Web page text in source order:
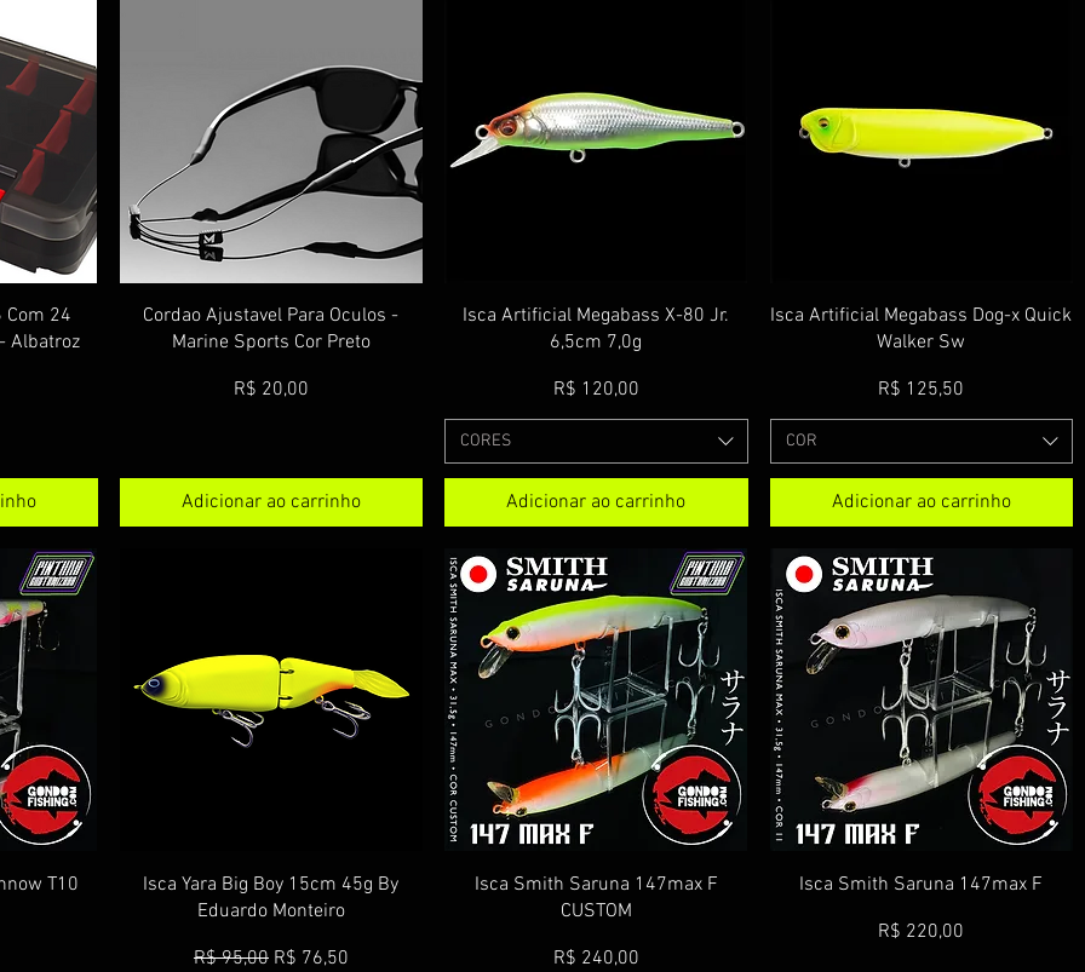
Com 24
Albatroz
Visualização rápida
Cordao Ajustavel Para Oculos -
Marine Sports Cor Preto
Preço
R$ 20,00
Adicionar ao carrinho
Visualização rápida
Isca Artificial Megabass X-80 Jr.
6,5cm 7,0g
Preço
R$ 120,00
CORES
Adicionar ao carrinho
Visualização rápida
Isca Artificial Megabass Dog-x Quick
Walker Sw
Preço
R$ 125,50
COR
Adicionar ao carrinho
T10 Visualização rápida
Isca Yara Big Boy 15cm 45g By
Eduardo Monteiro
Preço normal
R$ 95,00 Preço promocional
R$ 76,50
Visualização rápida
Isca Smith Saruna 147max F
CUSTOM
Preço
R$ 240,00
Visualização rápida
Isca Smith Saruna 147max F
Preço
R$ 220,00